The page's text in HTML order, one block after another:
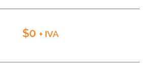
$0 + IVA